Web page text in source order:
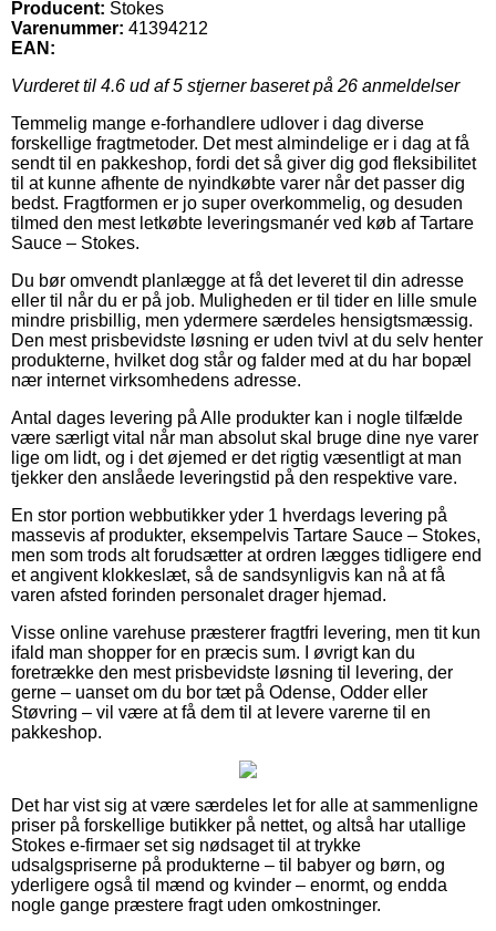
Producent: Stokes
Varenummer: 41394212
EAN:
Vurderet til 4.6 ud af 5 stjerner baseret på 26 anmeldelser
Temmelig mange e-forhandlere udlover i dag diverse
forskellige fragtmetoder. Det mest almindelige er i dag at få
sendt til en pakkeshop, fordi det så giver dig god fleksibilitet
til at kunne afhente de nyindkøbte varer når det passer dig
bedst. Fragtformen er jo super overkommelig, og desuden
tilmed den mest letkøbte leveringsmanér ved køb af Tartare
Sauce – Stokes.
Du bør omvendt planlægge at få det leveret til din adresse
eller til når du er på job. Muligheden er til tider en lille smule
mindre prisbillig, men ydermere særdeles hensigtsmæssig.
Den mest prisbevidste løsning er uden tvivl at du selv henter
produkterne, hvilket dog står og falder med at du har bopæl
nær internet virksomhedens adresse.
Antal dages levering på Alle produkter kan i nogle tilfælde
være særligt vital når man absolut skal bruge dine nye varer
lige om lidt, og i det øjemed er det rigtig væsentligt at man
tjekker den anslåede leveringstid på den respektive vare.
En stor portion webbutikker yder 1 hverdags levering på
massevis af produkter, eksempelvis Tartare Sauce – Stokes,
men som trods alt forudsætter at ordren lægges tidligere end
et angivent klokkeslæt, så de sandsynligvis kan nå at få
varen afsted forinden personalet drager hjemad.
Visse online varehuse præsterer fragtfri levering, men tit kun
ifald man shopper for en præcis sum. I øvrigt kan du
foretrække den mest prisbevidste løsning til levering, der
gerne – uanset om du bor tæt på Odense, Odder eller
Støvring – vil være at få dem til at levere varerne til en
pakkeshop.
Det har vist sig at være særdeles let for alle at sammenligne
priser på forskellige butikker på nettet, og altså har utallige
Stokes e-firmaer set sig nødsaget til at trykke
udsalgspriserne på produkterne – til babyer og børn, og
yderligere også til mænd og kvinder – enormt, og endda
nogle gange præstere fragt uden omkostninger.